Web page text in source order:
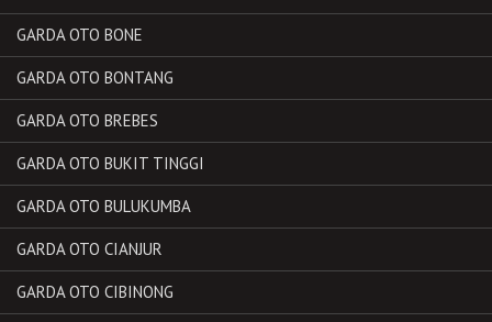
GARDA OTO BONE
GARDA OTO BONTANG
GARDA OTO BREBES
GARDA OTO BUKIT TINGGI
GARDA OTO BULUKUMBA
GARDA OTO CIANJUR
GARDA OTO CIBINONG